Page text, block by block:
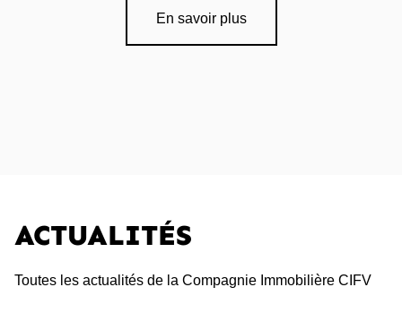
En savoir plus
ACTUALITÉS
Toutes les actualités de la Compagnie Immobilière CIFV